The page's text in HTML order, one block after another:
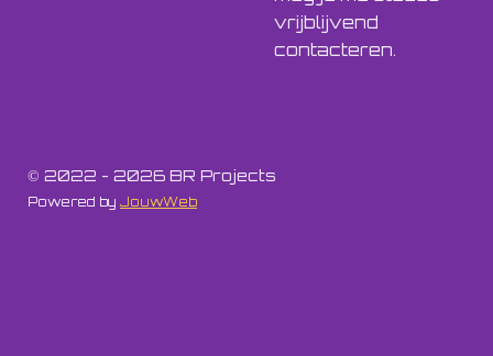
vrijblijvend
contacteren.
© 2022 - 2026 BR Projects
Powered by JouwWeb